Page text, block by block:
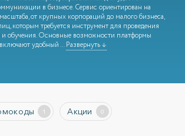
в бизнесе. Сервис ориентирован на
от крупных корпораций до малого бизнеса,
которым требуется инструмент для проведения
и обучения. Основные возможности платформы
включают удобный...Развернуть ↓
1 Акции 0